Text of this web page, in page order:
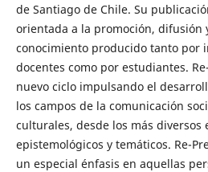
de Santiago de Chile. Su
orientada a la promoción, difusión
conocimiento producido tanto por
docentes como por estudiantes.
nuevo ciclo impulsando el
los campos de la comunicación
culturales, desde los más diversos
epistemológicos y temáticos. Re-
un especial énfasis en aquellas